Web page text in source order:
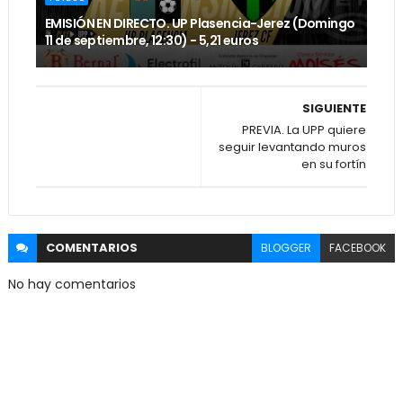
EMISIÓN EN DIRECTO. UP Plasencia-Jerez (Domingo
11 de septiembre, 12:30) - 5,21 euros
SIGUIENTE
PREVIA. La UPP quiere
seguir levantando muros
en su fortín
COMENTARIOS BLOGGER FACEBOOK
No hay comentarios